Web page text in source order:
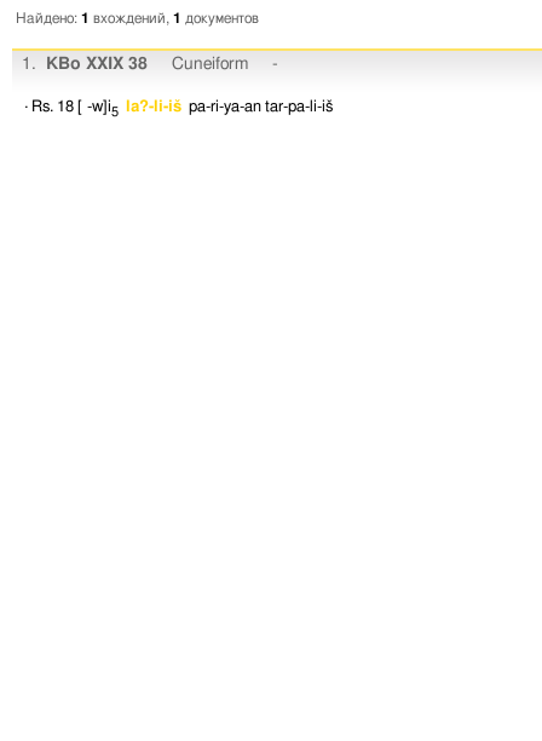
Найдено: 1 вхождений, 1 документов
1. KBo XXIX 38 Cuneiform -
· Rs. 18 [ -w]i5 la?-li-iš pa-ri-ya-an tar-pa-li-iš